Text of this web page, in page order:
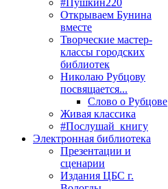
#Пушкин220
Открываем Бунина
вместе
Творческие мастер-
классы городских
библиотек
Николаю Рубцову
посвящается...
Слово о Рубцове
Живая классика
#Послушай_книгу
Электронная библиотека
Презентации и
сценарии
Издания ЦБС г.